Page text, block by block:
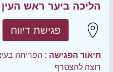
הליכה ביער ראש העין
פגישת דיווח
תיאור הפגישה :
רוצה להצטרף